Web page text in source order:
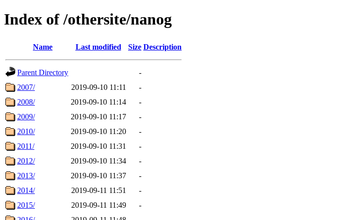
Index of /othersite/nanog
Name Last modified Size Description
Parent Directory
-
2007/
2019-09-10 11:11
-
2008/
2019-09-10 11:14
-
2009/
2019-09-10 11:17
-
2010/
2019-09-10 11:20
-
2011/
2019-09-10 11:31
-
2012/
2019-09-10 11:34
-
2013/
2019-09-10 11:37
-
2014/
2019-09-11 11:51
-
2015/
2019-09-11 11:49
-